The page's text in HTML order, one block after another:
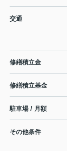
交通
修繕積立金
修繕積立基金
駐車場 / 月額
その他条件